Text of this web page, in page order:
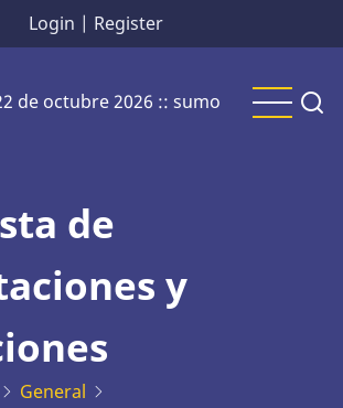
Login | Register
de octubre 2026 :: sumo
de
y
General